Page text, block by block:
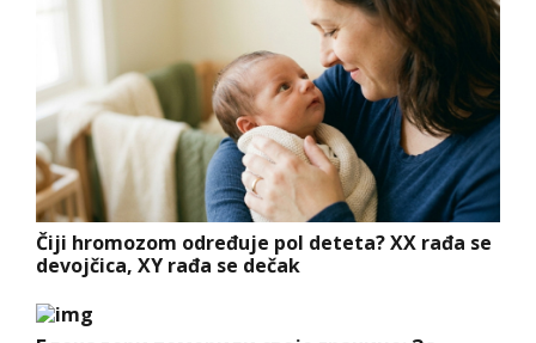
Čiji hromozom određuje pol deteta? XX rađa se
devojčica, XY rađa se dečak